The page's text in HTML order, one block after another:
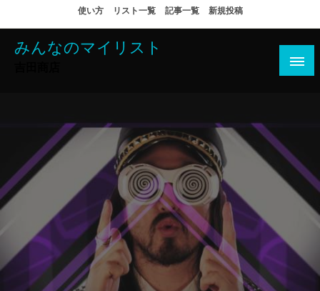
ン
使い方 リスト一覧 記事一覧 新規投稿
みんなのマイリスト